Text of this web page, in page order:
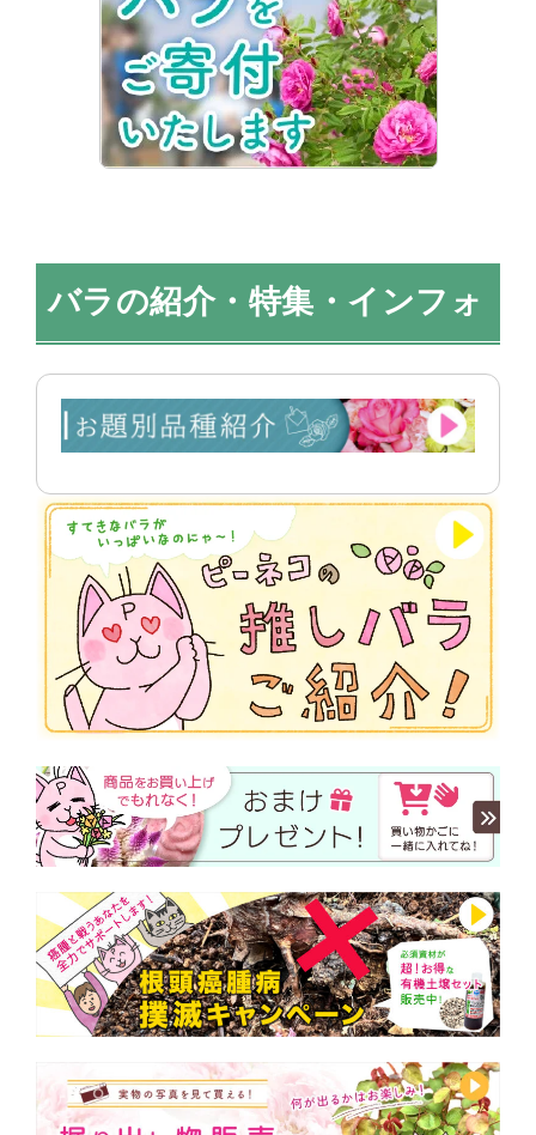
バラの紹介・特集・インフォ